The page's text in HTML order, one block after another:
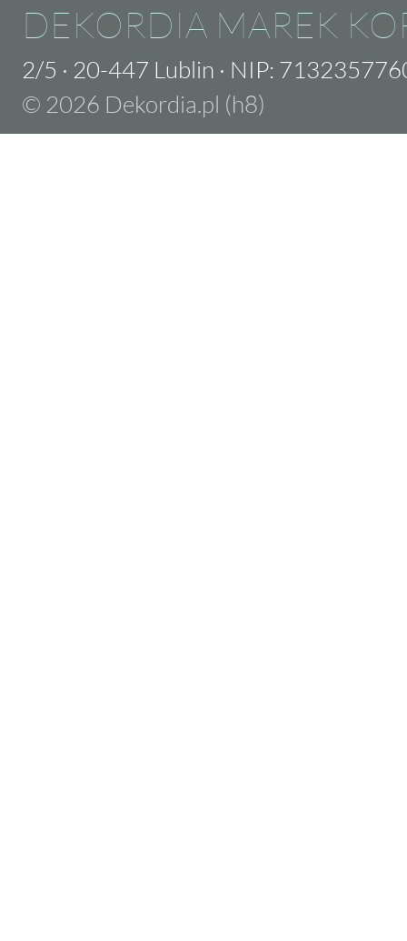
DEKORDIA MAREK
2/5 · 20-447 Lublin · NIP:
© 2026 Dekordia.pl (h8)